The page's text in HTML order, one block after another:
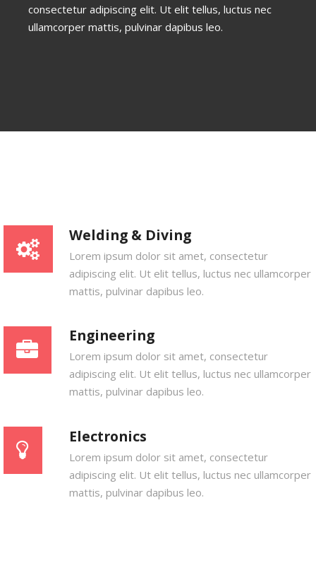
consectetur adipiscing elit. Ut elit tellus, luctus nec
ullamcorper mattis, pulvinar dapibus leo.
Welding & Diving
Lorem ipsum dolor sit amet, consectetur
adipiscing elit. Ut elit tellus, luctus nec ullamcorper
mattis, pulvinar dapibus leo.
Engineering
Lorem ipsum dolor sit amet, consectetur
adipiscing elit. Ut elit tellus, luctus nec ullamcorper
mattis, pulvinar dapibus leo.
Electronics
Lorem ipsum dolor sit amet, consectetur
adipiscing elit. Ut elit tellus, luctus nec ullamcorper
mattis, pulvinar dapibus leo.